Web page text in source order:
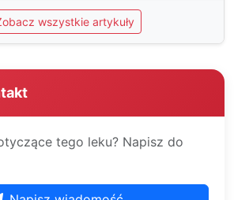
wszystkie artykuły
tego leku? Napisz do